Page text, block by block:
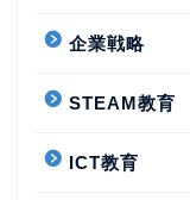
企業戦略
STEAM教育
ICT教育